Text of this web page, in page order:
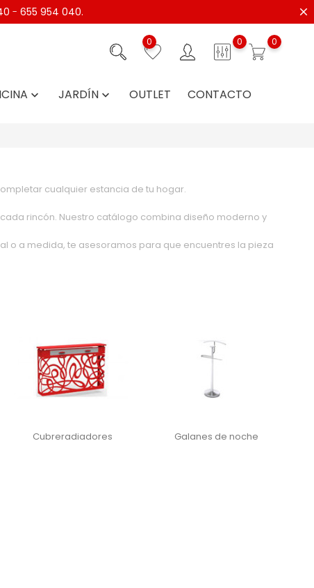
- 655 954 040.
0 0 0
 JARDÍN  OUTLET CONTACTO
cualquier estancia de tu hogar.
rincón. Nuestro catálogo combina diseño moderno y
o a medida, te asesoramos para que encuentres la pieza
Cubreradiadores Galanes de noche